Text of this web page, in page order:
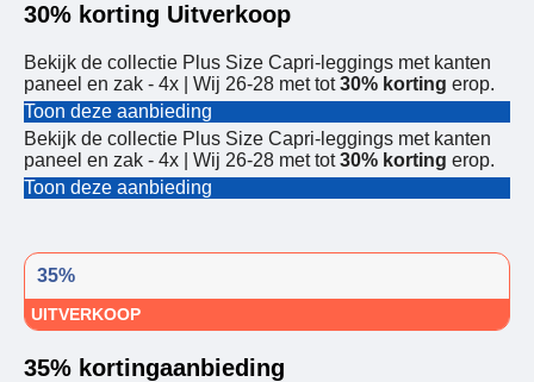
30% korting Uitverkoop
Bekijk de collectie Plus Size Capri-leggings met kanten
paneel en zak - 4x | Wij 26-28 met tot30% korting erop.
Toon deze aanbieding
Bekijk de collectie Plus Size Capri-leggings met kanten
paneel en zak - 4x | Wij 26-28 met tot30% korting erop.
Toon deze aanbieding
35%
UITVERKOOP
35% kortingaanbieding